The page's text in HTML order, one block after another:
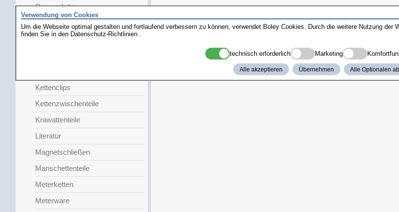
Gravurplatten
Halbzeuge
Herrenstecker
Kettenclips
Kettenzwischenteile
Krawattenteile
Literatur
Magnetschließen
Manschettenteile
Meterketten
Meterware
Verwendung von Cookies
Um die Webseite optimal gestalten und fortlaufend verbessern zu können, verwendet Boley Cookies. Durch die weitere Nutzung
finden Sie in den Datenschutz-Richtlinien
technisch erforderlich Marketing
Alle akzeptieren Übernehmen Alle Optionalen